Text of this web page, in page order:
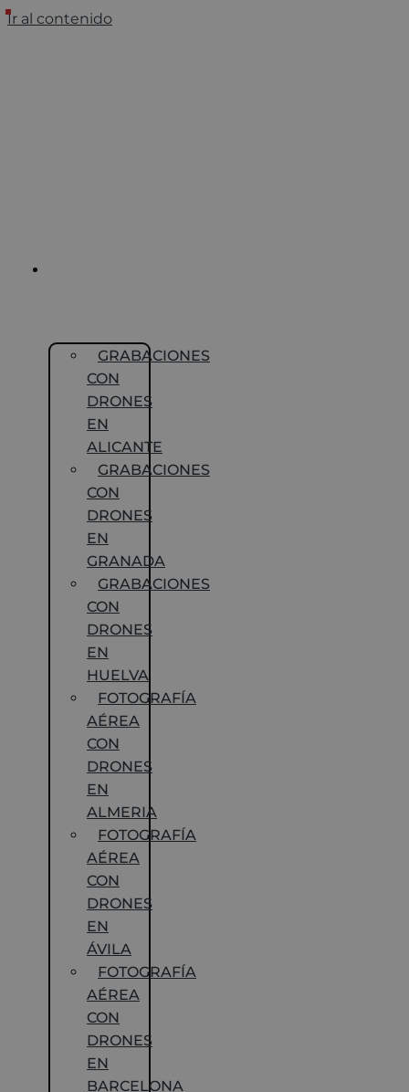
Ir al contenido
GRABACIONES
CON
DRONES
EN
ALICANTE
GRABACIONES
CON
DRONES
EN
GRANADA
GRABACIONES
CON
DRONES
EN
HUELVA
FOTOGRAFÍA
AÉREA
CON
DRONES
EN
ALMERIA
FOTOGRAFÍA
AÉREA
CON
DRONES
EN
ÁVILA
FOTOGRAFÍA
AÉREA
CON
DRONES
EN
BARCELONA